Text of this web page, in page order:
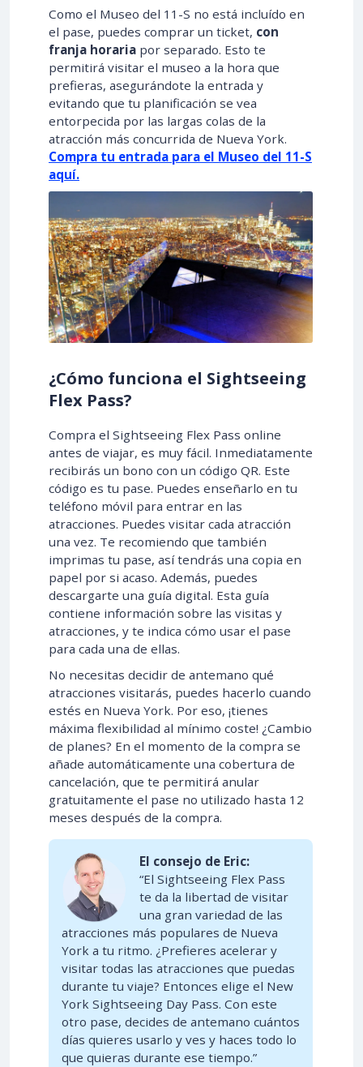
Como el Museo del 11-S no está incluído en
el pase, puedes comprar un ticket, con
franja horaria por separado. Esto te
permitirá visitar el museo a la hora que
prefieras, asegurándote la entrada y
evitando que tu planificación se vea
entorpecida por las largas colas de la
atracción más concurrida de Nueva York.
Compra tu entrada para el Museo del 11-S
aquí.
¿Cómo funciona el Sightseeing
Flex Pass?
Compra el Sightseeing Flex Pass online
antes de viajar, es muy fácil. Inmediatamente
recibirás un bono con un código QR. Este
código es tu pase. Puedes enseñarlo en tu
teléfono móvil para entrar en las
atracciones. Puedes visitar cada atracción
una vez. Te recomiendo que también
imprimas tu pase, así tendrás una copia en
papel por si acaso. Además, puedes
descargarte una guía digital. Esta guía
contiene información sobre las visitas y
atracciones, y te indica cómo usar el pase
para cada una de ellas.
No necesitas decidir de antemano qué
atracciones visitarás, puedes hacerlo cuando
estés en Nueva York. Por eso, ¡tienes
máxima flexibilidad al mínimo coste! ¿Cambio
de planes? En el momento de la compra se
añade automáticamente una cobertura de
cancelación, que te permitirá anular
gratuitamente el pase no utilizado hasta 12
meses después de la compra.
El consejo de Eric:
“El Sightseeing Flex Pass
te da la libertad de visitar
una gran variedad de las
atracciones más populares de Nueva
York a tu ritmo. ¿Prefieres acelerar y
visitar todas las atracciones que puedas
durante tu viaje? Entonces elige el New
York Sightseeing Day Pass. Con este
otro pase, decides de antemano cuántos
días quieres usarlo y ves y haces todo lo
que quieras durante ese tiempo.”